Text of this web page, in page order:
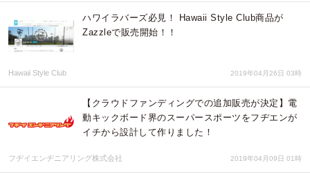
ハワイラバーズ必見！ Hawaii Style Club商品が
Zazzleで販売開始！！
Hawaii Style Club 2019年04月26日 03時
【クラウドファンディングでの追加販売が決定】電
動キックボード界のスーパースポーツをフヂエンが
イチから設計して作りました！
フヂイエンヂニアリング株式会社 2019年04月09日 01時